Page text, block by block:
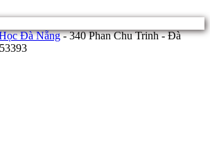
Đà Nẵng- 340 Phan Chu Trinh - Đà